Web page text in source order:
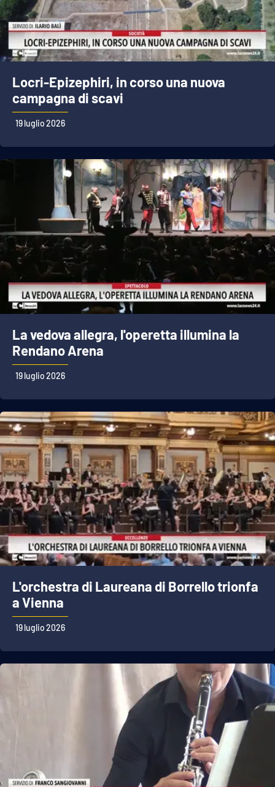
Locri-Epizephiri, in corso una nuova
campagna di scavi
19 luglio 2026
La vedova allegra, l'operetta illumina la
Rendano Arena
19 luglio 2026
L'orchestra di Laureana di Borrello trionfa
a Vienna
19 luglio 2026